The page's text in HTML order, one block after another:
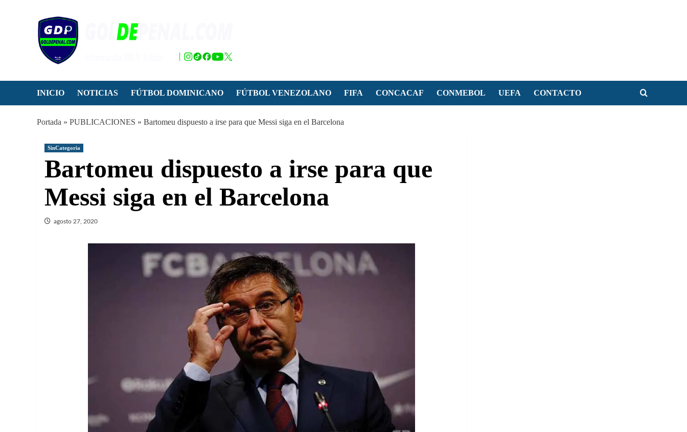
INICIO NOTICIAS FÚTBOL DOMINICANO FÚTBOL VENEZOLANO FIFA CONCACAF CONMEBOL UEFA CONTACTO
Portada » PUBLICACIONES » Bartomeu dispuesto a irse para que Messi siga en el Barcelona
SinCategoria
Bartomeu dispuesto a irse para que
Messi siga en el Barcelona
agosto 27, 2020